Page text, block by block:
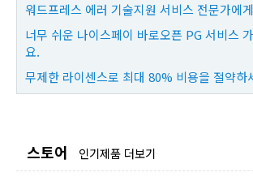
워드프레스 에러 기술지원 서비스 전문가에
너무 쉬운 나이스페이 바로오픈 PG 서비스
요.
무제한 라이센스로 최대 80% 비용을 절약하
스토어 인기제품 더보기